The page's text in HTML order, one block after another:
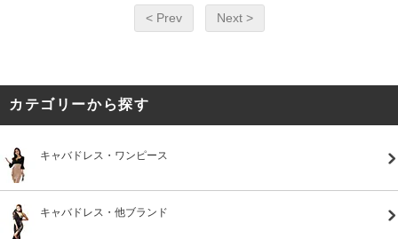
< Prev Next >
カテゴリーから探す
キャバドレス・ワンピース
キャバドレス・他ブランド